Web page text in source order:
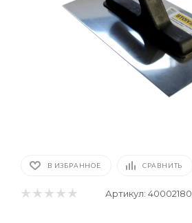
В ИЗБРАННОЕ СРАВНИТЬ
Артикул: 40002180